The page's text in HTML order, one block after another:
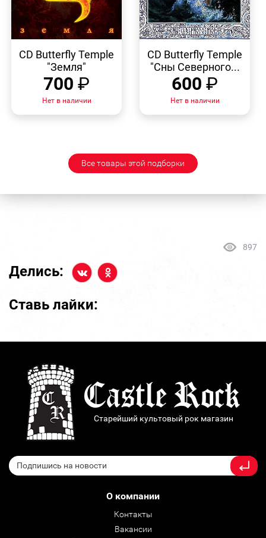
ПРОСМОТР
CD Butterfly Temple
"Земля"
700 ₽
Нет в наличии
ПРОСМОТР
CD Butterfly Temple
"Сны Северного...
600 ₽
Нет в наличии
Все товары этой подборки
897
Делись:
Ставь лайки:
Старейший культовый рок магазин
О компании
Контакты
Вакансии